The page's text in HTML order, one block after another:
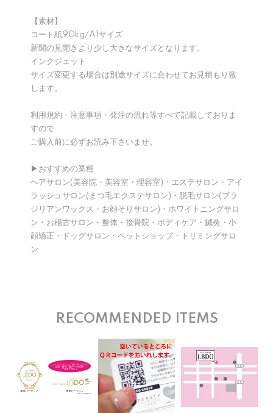
【素材】
コート紙90kg/A1サイズ
新聞の見開きより少し大きなサイズとなります。
インクジェット
サイズ変更する場合は別途サイズに合わせてお見積もり致
します。
利用規約・注意事項・発注の流れ等すべて記載しておりま
すので
ご購入前に必ずお読み下さいませ。
▶︎おすすめの業種
ヘアサロン(美容院・美容室・理容室)・エステサロン・アイ
ラッシュサロン(まつ毛エクステサロン)・脱毛サロン(ブラ
ジリアンワックス・お顔そりサロン)・ホワイトニングサロ
ン・お稽古サロン・整体・接骨院・ボディケア・鍼灸・小
顔矯正・ドッグサロン・ペットショップ・トリミングサロ
ン
RECOMMENDED ITEMS